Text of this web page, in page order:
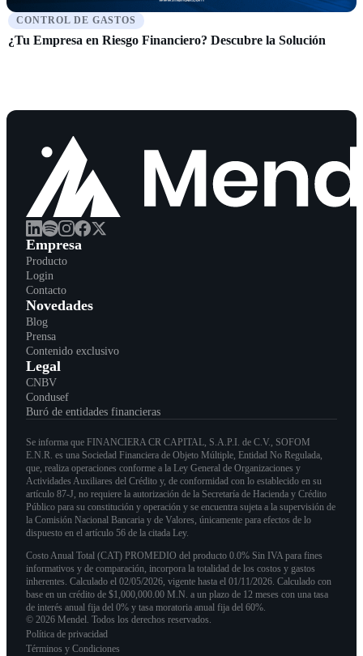
CONTROL DE GASTOS
¿Tu Empresa en Riesgo Financiero? Descubre la Solución
Empresa
Producto
Login
Contacto
Novedades
Blog
Prensa
Contenido exclusivo
Legal
CNBV
Condusef
Buró de entidades financieras
Se informa que FINANCIERA CR CAPITAL, S.A.P.I. de C.V., SOFOM
E.N.R. es una Sociedad Financiera de Objeto Múltiple, Entidad No Regulada,
que, realiza operaciones conforme a la Ley General de Organizaciones y
Actividades Auxiliares del Crédito y, de conformidad con lo establecido en su
artículo 87-J, no requiere la autorización de la Secretaría de Hacienda y Crédito
Público para su constitución y operación y se encuentra sujeta a la supervisión de
la Comisión Nacional Bancaria y de Valores, únicamente para efectos de lo
dispuesto en el artículo 56 de la citada Ley.
Costo Anual Total (CAT) PROMEDIO del producto 0.0% Sin IVA para fines
informativos y de comparación, incorpora la totalidad de los costos y gastos
inherentes. Calculado el 02/05/2026, vigente hasta el 01/11/2026. Calculado con
base en un crédito de $1,000,000.00 M.N. a un plazo de 12 meses con una tasa
de interés anual fija del 0% y tasa moratoria anual fija del 60%.
© 2026 Mendel. Todos los derechos reservados.
Política de privacidad
Términos y Condiciones